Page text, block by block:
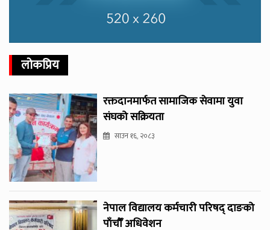
लोकप्रिय
रक्तदानमार्फत सामाजिक सेवामा युवा
संघको सक्रियता
साउन १६, २०८३
नेपाल विद्यालय कर्मचारी परिषद् दाङको
पाँचौँ अधिवेशन